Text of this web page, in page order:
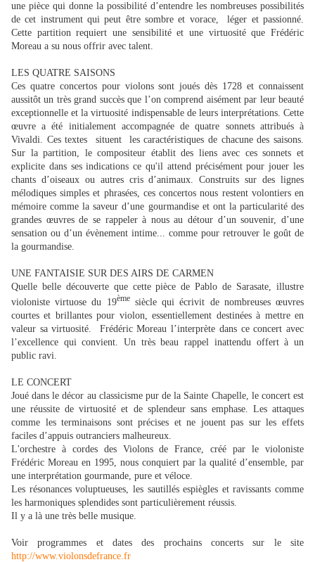
une pièce qui donne la possibilité d’entendre les nombreuses possibilités
de cet instrument qui peut être sombre et vorace, léger et passionné.
Cette partition requiert une sensibilité et une virtuosité que Frédéric
Moreau a su nous offrir avec talent.
LES QUATRE SAISONS
Ces quatre concertos pour violons sont joués dès 1728 et connaissent
aussitôt un très grand succès que l’on comprend aisément par leur beauté
exceptionnelle et la virtuosité indispensable de leurs interprétations. Cette
œuvre a été initialement accompagnée de quatre sonnets attribués à
Vivaldi. Ces textes situent les caractéristiques de chacune des saisons.
Sur la partition, le compositeur établit des liens avec ces sonnets et
explicite dans ses indications ce qu'il attend précisément pour jouer les
chants d’oiseaux ou autres cris d’animaux. Construits sur des lignes
mélodiques simples et phrasées, ces concertos nous restent volontiers en
mémoire comme la saveur d’une gourmandise et ont la particularité des
grandes œuvres de se rappeler à nous au détour d’un souvenir, d’une
sensation ou d’un évènement intime... comme pour retrouver le goût de
la gourmandise.
UNE FANTAISIE SUR DES AIRS DE CARMEN
Quelle belle découverte que cette pièce de Pablo de Sarasate, illustre
violoniste virtuose du 19èmesiècle qui écrivit de nombreuses œuvres
courtes et brillantes pour violon, essentiellement destinées à mettre en
valeur sa virtuosité. Frédéric Moreau l’interprète dans ce concert avec
l’excellence qui convient. Un très beau rappel inattendu offert à un
public ravi.
LE CONCERT
Joué dans le décor au classicisme pur de la Sainte Chapelle, le concert est
une réussite de virtuosité et de splendeur sans emphase. Les attaques
comme les terminaisons sont précises et ne jouent pas sur les effets
faciles d’appuis outranciers malheureux.
L'orchestre à cordes des Violons de France, créé par le violoniste
Frédéric Moreau en 1995, nous conquiert par la qualité d’ensemble, par
une interprétation gourmande, pure et véloce.
Les résonances voluptueuses, les sautillés espiègles et ravissants comme
les harmoniques splendides sont particulièrement réussis.
Il y a là une très belle musique.
Voir programmes et dates des prochains concerts sur le site
http://www.violonsdefrance.fr